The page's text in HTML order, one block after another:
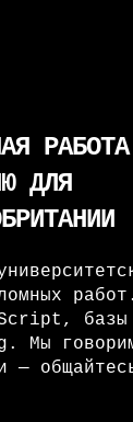
РАБОТА
ДЛЯ
базы
Мы
—